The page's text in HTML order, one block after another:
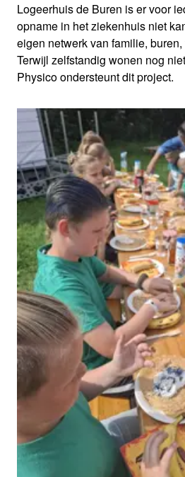
Logeerhuis de Buren is er voor
opname in het ziekenhuis niet
eigen netwerk van familie,
Terwijl zelfstandig wonen nog
Physico ondersteunt dit project.